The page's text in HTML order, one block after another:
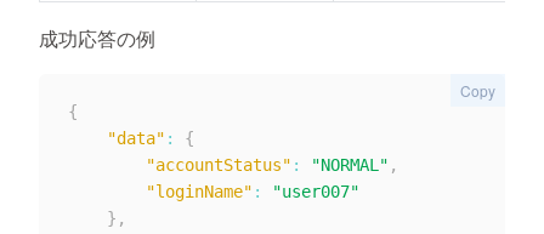
成功応答の例
{
"data" :
{
"accountStatus" : "NORMAL" ,
"loginName" :
"user007"
} ,
Copy